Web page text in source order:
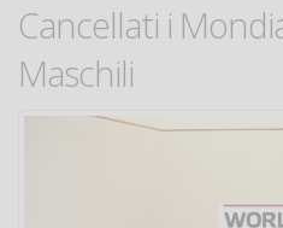
Cancellati i
Maschili